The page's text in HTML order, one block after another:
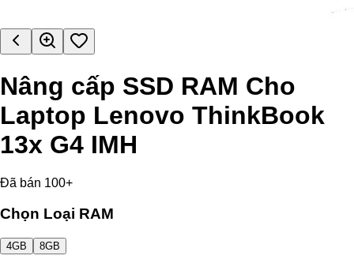
Nâng cấp SSD RAM Cho
Laptop Lenovo ThinkBook
13x G4 IMH
Đã bán 100+
Chọn Loại RAM
4GB 8GB